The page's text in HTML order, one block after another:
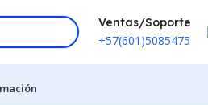
Ventas/Soporte
+57(601)5085475